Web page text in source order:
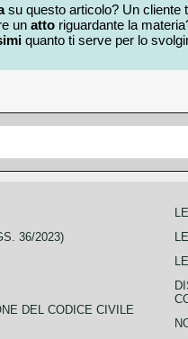
su questo articolo? Un cliente
un atto riguardante la
quanto ti serve per lo
36/2023)
DEL CODICE CIVILE